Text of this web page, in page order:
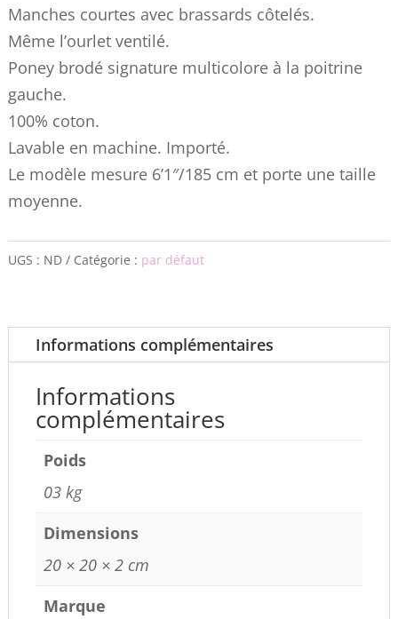
Manches courtes avec brassards côtelés.
Même l’ourlet ventilé.
Poney brodé signature multicolore à la poitrine
gauche.
100% coton.
Lavable en machine. Importé.
Le modèle mesure 6’1″/185 cm et porte une taille
moyenne.
UGS : ND Catégorie : par défaut
Informations complémentaires
Informations
complémentaires
Poids
03 kg
Dimensions
20 × 20 × 2 cm
Marque